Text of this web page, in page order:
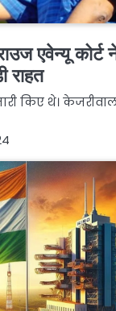
एवेन्यू कोर्ट
राहत
किए थे।